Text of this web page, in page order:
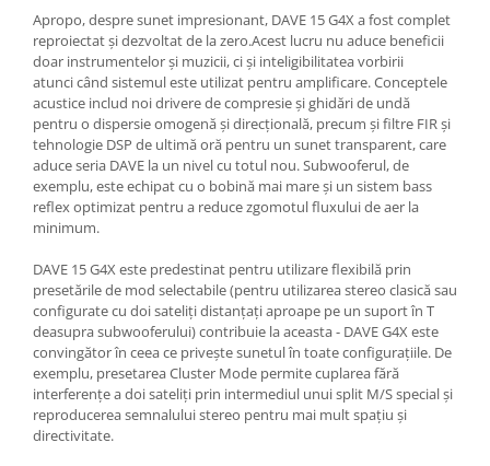
Apropo, despre sunet impresionant, DAVE 15 G4X a fost complet
reproiectat și dezvoltat de la zero.Acest lucru nu aduce beneficii
doar instrumentelor și muzicii, ci și inteligibilitatea vorbirii
atunci când sistemul este utilizat pentru amplificare. Conceptele
acustice includ noi drivere de compresie și ghidări de undă
pentru o dispersie omogenă și direcțională, precum și filtre FIR și
tehnologie DSP de ultimă oră pentru un sunet transparent, care
aduce seria DAVE la un nivel cu totul nou. Subwooferul, de
exemplu, este echipat cu o bobină mai mare și un sistem bass
reflex optimizat pentru a reduce zgomotul fluxului de aer la
minimum.
DAVE 15 G4X este predestinat pentru utilizare flexibilă prin
presetările de mod selectabile (pentru utilizarea stereo clasică sau
configurate cu doi sateliți distanțați aproape pe un suport în T
deasupra subwooferului) contribuie la aceasta - DAVE G4X este
convingător în ceea ce privește sunetul în toate configurațiile. De
exemplu, presetarea Cluster Mode permite cuplarea fără
interferențe a doi sateliți prin intermediul unui split M/S special și
reproducerea semnalului stereo pentru mai mult spațiu și
directivitate.